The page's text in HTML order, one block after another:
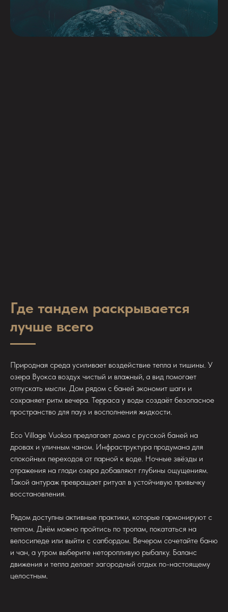
Где тандем раскрывается
лучше всего
Природная среда усиливает воздействие тепла и тишины. У
озера Вуокса воздух чистый и влажный, а вид помогает
отпускать мысли. Дом рядом с баней экономит шаги и
сохраняет ритм вечера. Терраса у воды создаёт безопасное
пространство для пауз и восполнения жидкости.
Eco Village Vuoksa предлагает дома с русской баней на
дровах и уличным чаном. Инфраструктура продумана для
спокойных переходов от парной к воде. Ночные звёзды и
отражения на глади озера добавляют глубины ощущениям.
Такой антураж превращает ритуал в устойчивую привычку
восстановления.
Рядом доступны активные практики, которые гармонируют с
теплом. Днём можно пройтись по тропам, покататься на
велосипеде или выйти с сапбордом. Вечером сочетайте баню
и чан, а утром выберите неторопливую рыбалку. Баланс
движения и тепла делает загородный отдых по-настоящему
целостным.